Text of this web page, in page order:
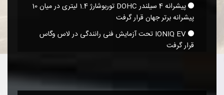
پیشرانه 4 سیلندر DOHC توربوشارژ 1.4 لیتری در میان 10
پیشرانه برتر جهان قرار گرفت
IONIQ EV تحت آزمایش فنی رانندگی در لاس وگاس
قرار گرفت